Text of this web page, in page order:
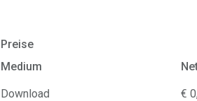
Preise
Medium
Download €